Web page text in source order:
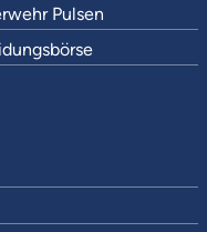
Pulsen